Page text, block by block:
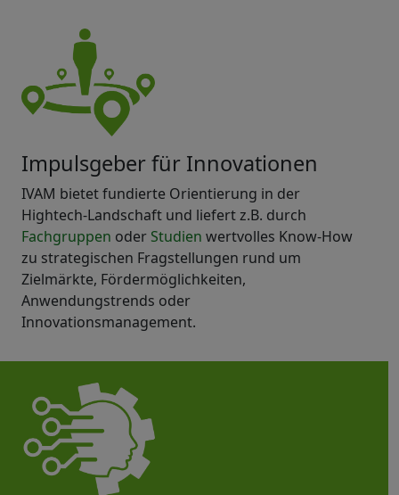
Impulsgeber für Innovationen
IVAM bietet fundierte Orientierung in der
Hightech-Landschaft und liefert z.B. durch
Fachgruppen oder Studien wertvolles Know-How
zu strategischen Fragstellungen rund um
Zielmärkte, Fördermöglichkeiten,
Anwendungstrends oder
Innovationsmanagement.